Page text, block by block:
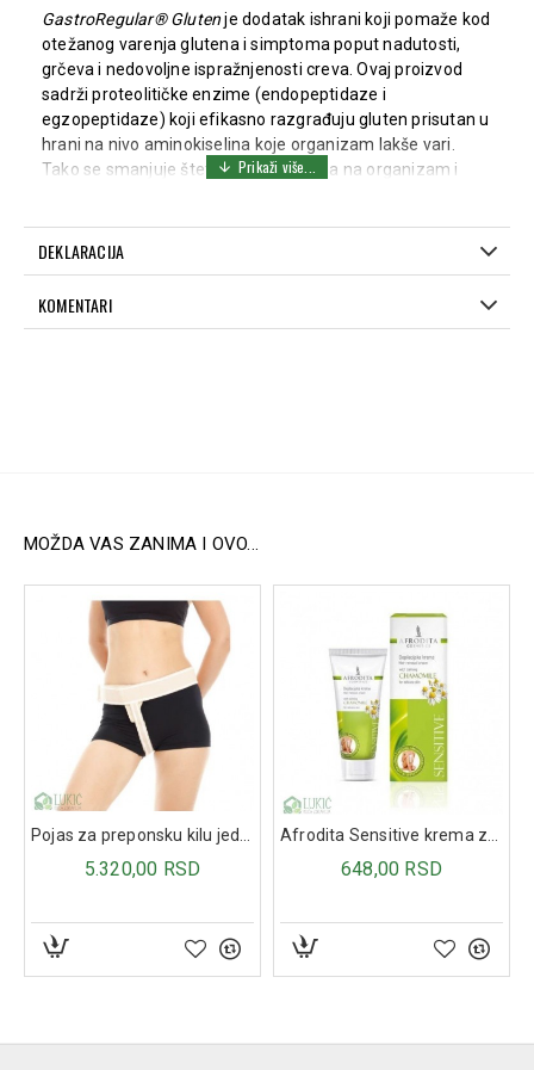
GastroRegular® Glutenje dodatak ishrani koji pomaže kod
otežanog varenja glutena i simptoma poput nadutosti,
grčeva i nedovoljne ispražnjenosti creva. Ovaj proizvod
sadrži proteolitičke enzime (endopeptidaze i
egzopeptidaze) koji efikasno razgrađuju gluten prisutan u
hrani na nivo aminokiselina koje organizam lakše vari.
Tako se smanjuje štetan uticaj glutena na organizam i
Delovanje:
Sprečava štetan uticaj glutena na organizam
Aspergilopepsin (500 SAPU)
DEKLARACIJA
KOMENTARI
MOŽDA VAS ZANIMA I OVO...
Pojas za preponsku kilu jednostran L/D ML527
5.320,00 RSD
Afrodita Sensitive krema za depilaciju 100ml
648,00 RSD